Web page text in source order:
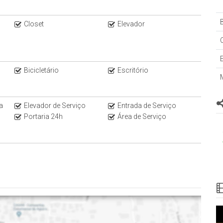
Closet Elevador
Bicicletário Escritório
Elevador de Serviço
Entrada de Serviço
Portaria 24h
Área de Serviço